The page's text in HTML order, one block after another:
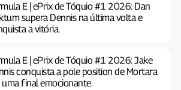
E | ePrix de Tóquio #1 2026: Dan
supera Dennis na última volta e
a vitória.
E | ePrix de Tóquio #1 2026: Jake
conquista a pole position de Mortara
uma final emocionante.